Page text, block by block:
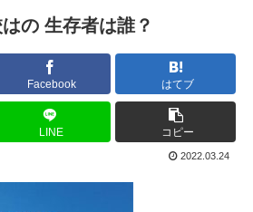
の 生存者は誰？
Facebook はてブ
LINE コピー
2022.03.24